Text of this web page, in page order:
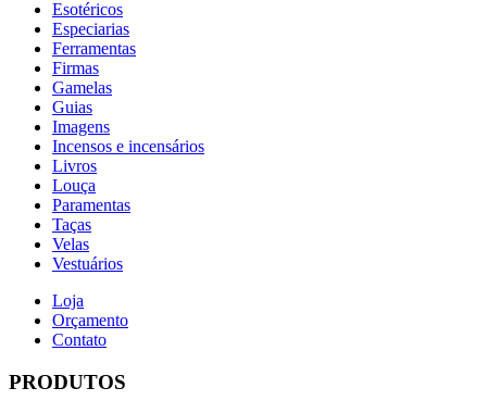
Esotéricos
Especiarias
Ferramentas
Firmas
Gamelas
Guias
Imagens
Incensos e incensários
Livros
Louça
Paramentas
Taças
Velas
Vestuários
Loja
Orçamento
Contato
PRODUTOS